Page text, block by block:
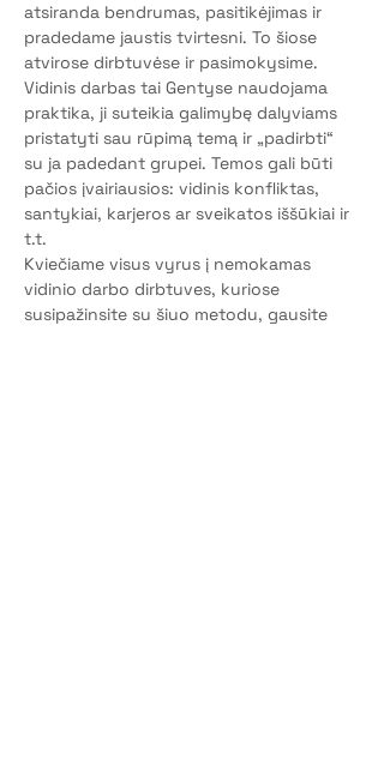
atsiranda bendrumas, pasitikėjimas ir
pradedame jaustis tvirtesni. To šiose
atvirose dirbtuvėse ir pasimokysime.
Vidinis darbas tai Gentyse naudojama
praktika, ji suteikia galimybę dalyviams
pristatyti sau rūpimą temą ir „padirbti“
su ja padedant grupei. Temos gali būti
pačios įvairiausios: vidinis konfliktas,
santykiai, karjeros ar sveikatos iššūkiai ir
t.t.
Kviečiame visus vyrus į nemokamas
vidinio darbo dirbtuves, kuriose
susipažinsite su šiuo metodu, gausite